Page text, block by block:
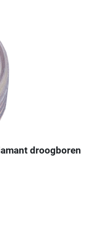
droogboren